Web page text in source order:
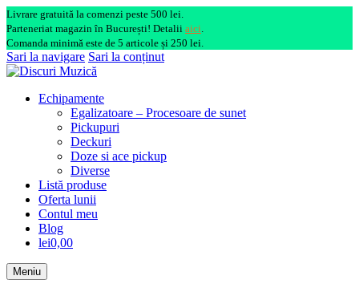
Livrare gratuită la comenzi peste 500 lei.
Parteneriat magazin în București! Detalii aici.
Comanda minimă este de 5 articole și 250 lei.
Sari la navigare Sari la conținut
Echipamente
Egalizatoare – Procesoare de sunet
Pickupuri
Deckuri
Doze si ace pickup
Diverse
Listă produse
Oferta lunii
Contul meu
Blog
lei0,00
Meniu